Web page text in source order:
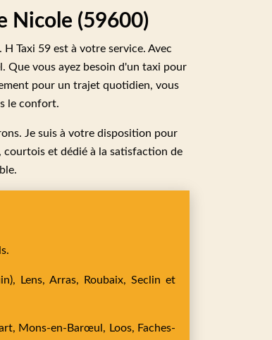
Nicole (59600)
Taxi 59 est à votre service. Avec
Que vous ayez besoin d'un taxi pour
pour un trajet quotidien, vous
le confort.
Je suis à votre disposition pour
et dédié à la satisfaction de
Lens, Arras, Roubaix, Seclin et
Mons-en-Barœul, Loos, Faches-